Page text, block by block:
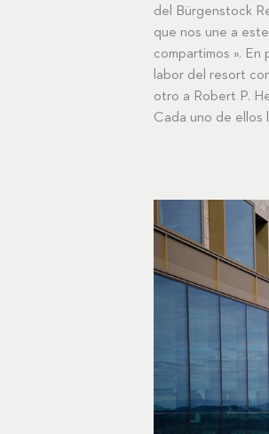
del Bürgenstock
que nos une a
compartimos ».
labor del resort
otro a Robert P.
Cada uno de ellos